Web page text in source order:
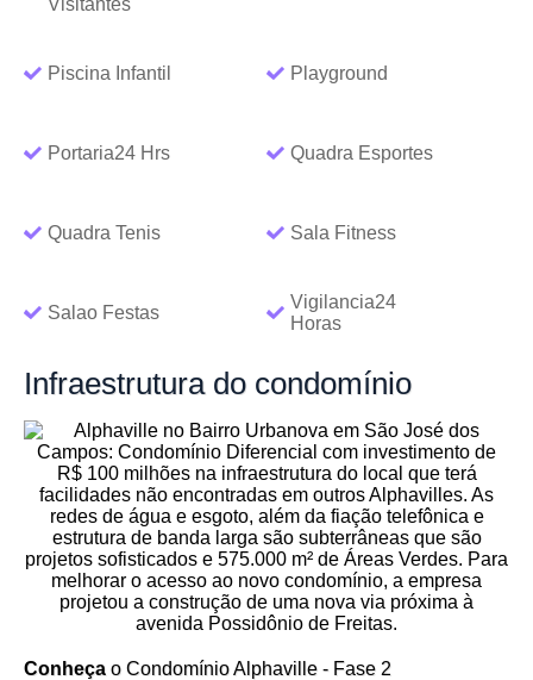
Visitantes
Piscina Infantil Playground
Portaria24 Hrs Quadra Esportes
Quadra Tenis Sala Fitness
Salao Festas
Vigilancia24
Horas
Infraestruturado condomínio
Conheça o Condomínio Alphaville - Fase 2